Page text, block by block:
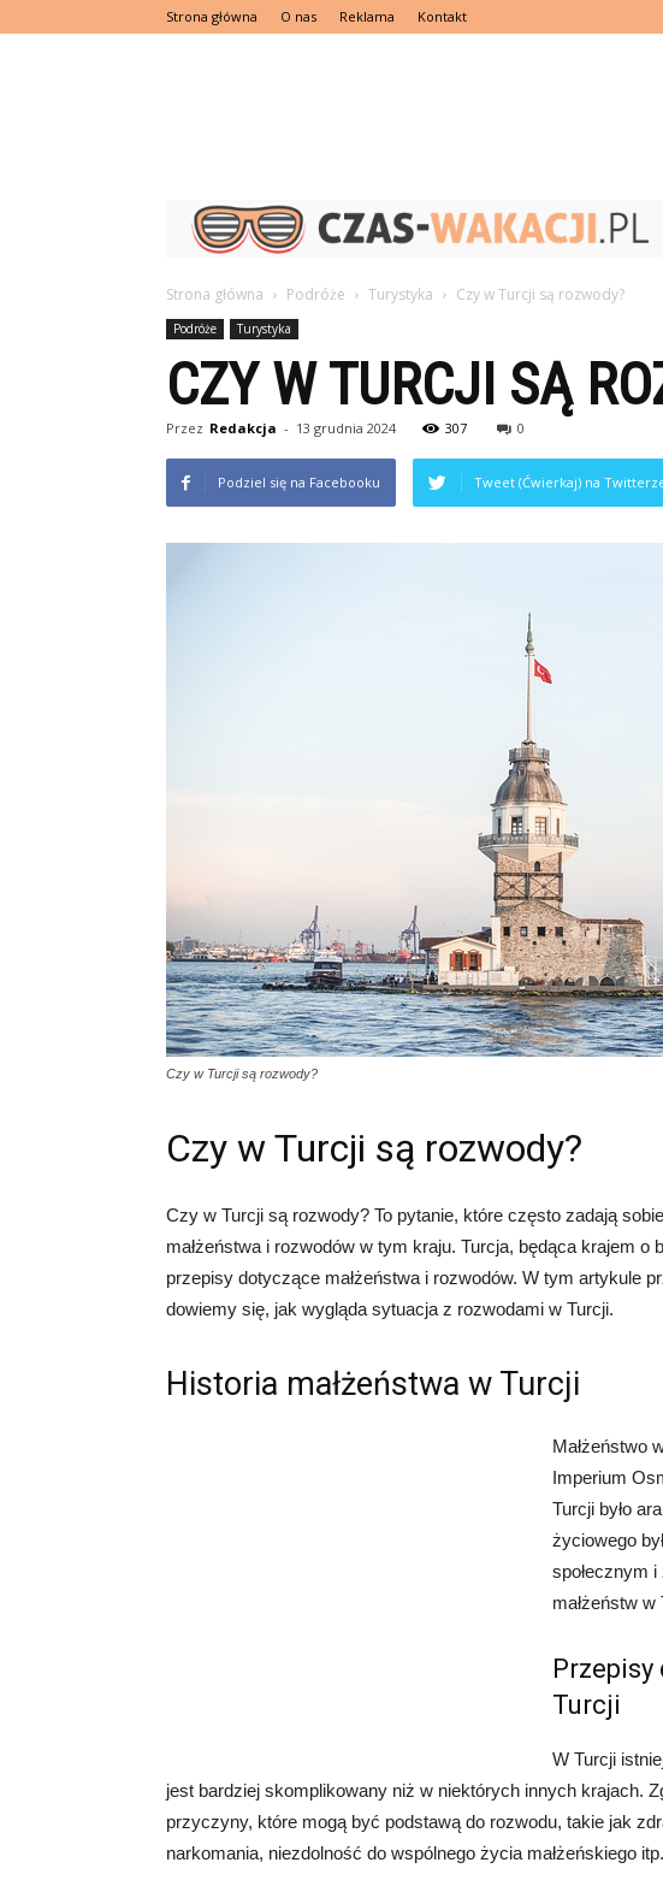
Strona główna O nas Reklama Kontakt
Strona główna Podróże Turystyka Czy w Turcji są rozwody?
Podróże Turystyka
CZY W TURCJI SĄ
Przez Redakcja - 13 grudnia 2024 307 0
Podziel się na Facebooku Tweet (Ćwierkaj) na
Czy w Turcji są rozwody?
Czy w Turcji są rozwody?
Czy w Turcji są rozwody? To pytanie, które często zadają
małżeństwa i rozwodów w tym kraju. Turcja, będąca krajem o
przepisy dotyczące małżeństwa i rozwodów. W tym artykule
dowiemy się, jak wygląda sytuacja z rozwodami w Turcji.
Historia małżeństwa w Turcji
Małżeństwo
Imperium
Turcji było
życiowego
społecznym
małżeństw w
Turcji
W Turcji
jest bardziej skomplikowany niż w niektórych innych krajach.
przyczyny, które mogą być podstawą do rozwodu, takie jak
narkomania, niezdolność do wspólnego życia małżeńskiego itp.